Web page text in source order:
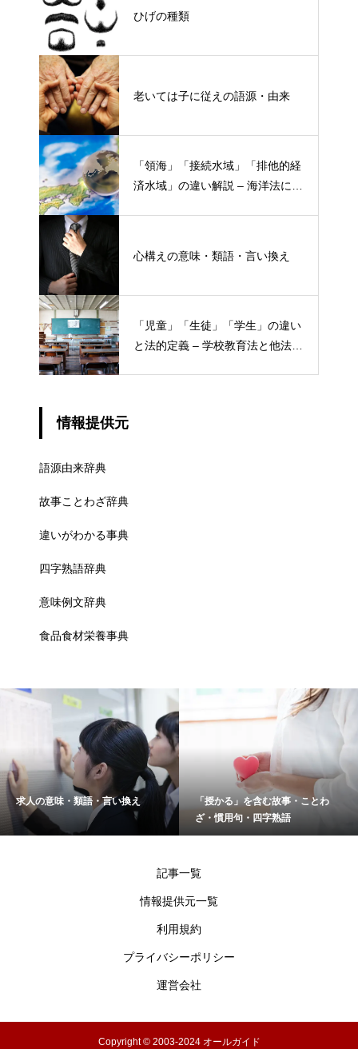
ひげの種類
老いては子に従えの語源・由来
「領海」「接続水域」「排他的経
済水域」の違い解説 – 海洋法にお
心構えの意味・類語・言い換え
「児童」「生徒」「学生」の違い
と法的定義 – 学校教育法と他法律
情報提供元
語源由来辞典
故事ことわざ辞典
違いがわかる事典
四字熟語辞典
意味例文辞典
食品食材栄養事典
求人の意味・類語・言い換え
「授かる」を含む故事・ことわ
ざ・慣用句・四字熟語
記事一覧
情報提供元一覧
利用規約
プライバシーポリシー
運営会社
Copyright © 2003-2024 オールガイド